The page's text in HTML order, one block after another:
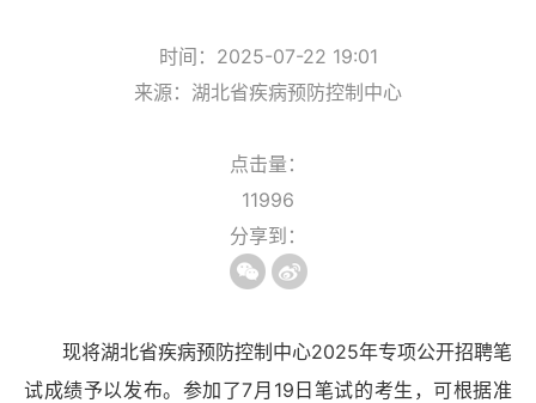
时间：2025-07-22 19:01
来源：湖北省疾病预防控制中心
点击量：
11996
分享到：
现将湖北省疾病预防控制中心2025年专项公开招聘笔
试成绩予以发布。参加了7月19日笔试的考生，可根据准